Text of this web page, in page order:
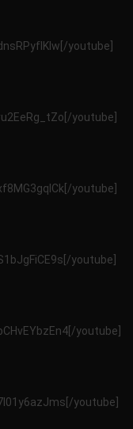
youtube]
youtube]
youtube]
youtube]
youtube]
youtube]